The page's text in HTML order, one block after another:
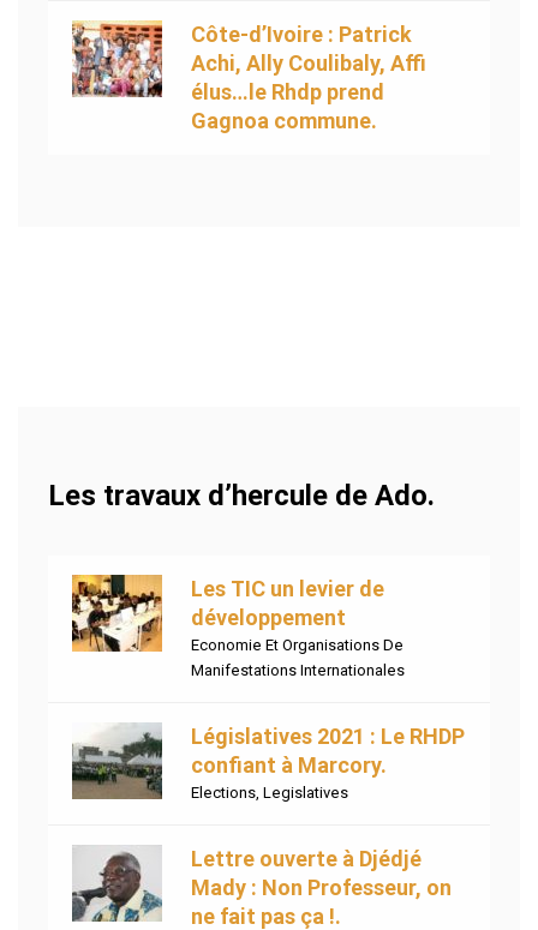
Côte-d’Ivoire : Patrick
Achi, Ally Coulibaly, Affi
élus…le Rhdp prend
Gagnoa commune.
Les travaux d’hercule de Ado.
Les TIC un levier de
développement
Economie Et Organisations De
Manifestations Internationales
Législatives 2021 : Le RHDP
confiant à Marcory.
Elections Legislatives
Lettre ouverte à Djédjé
Mady : Non Professeur, on
ne fait pas ça !.